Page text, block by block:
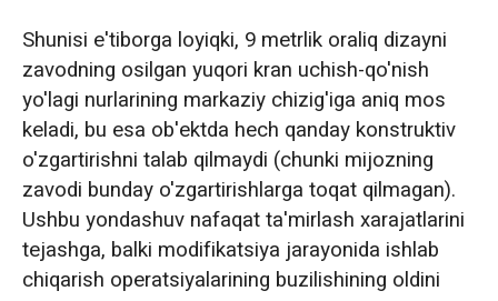
Shunisi e'tiborga loyiqki, 9 metrlik oraliq dizayni
zavodning osilgan yuqori kran uchish-qo'nish
yo'lagi nurlarining markaziy chizig'iga aniq mos
keladi, bu esa ob'ektda hech qanday konstruktiv
o'zgartirishni talab qilmaydi (chunki mijozning
zavodi bunday o'zgartirishlarga toqat qilmagan).
Ushbu yondashuv nafaqat ta'mirlash xarajatlarini
tejashga, balki modifikatsiya jarayonida ishlab
chiqarish operatsiyalarining buzilishining oldini